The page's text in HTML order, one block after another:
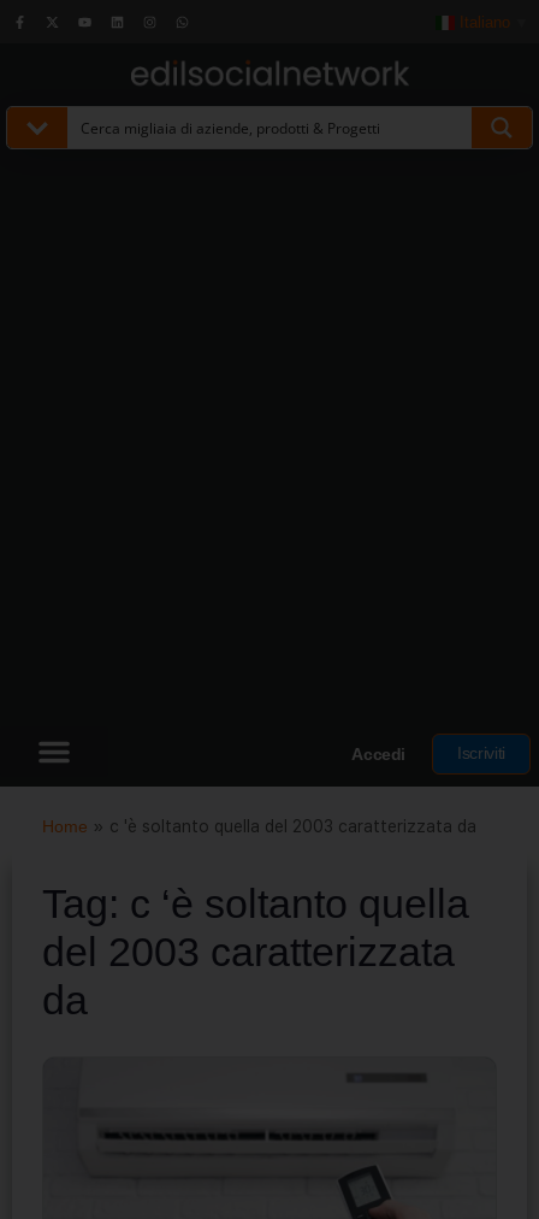
Italiano
Accedi Iscriviti
Home » c 'è soltanto quella del 2003 caratterizzata da
Tag: c ‘è soltanto quella
del 2003 caratterizzata
da